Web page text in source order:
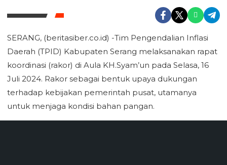
SERANG, (beritasiber.co.id) -Tim Pengendalian Inflasi
Daerah (TPID) Kabupaten Serang melaksanakan rapat
koordinasi (rakor) di Aula KH.Syam’un pada Selasa, 16
Juli 2024. Rakor sebagai bentuk upaya dukungan
terhadap kebijakan pemerintah pusat, utamanya
untuk menjaga kondisi bahan pangan.